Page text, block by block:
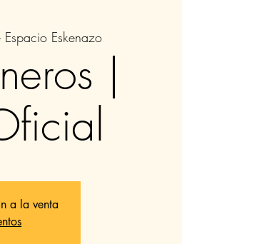
Espacio Eskenazo
|
a la venta